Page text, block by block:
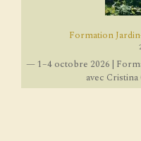
Formation
— 1–4 octobre 2026 |
avec Cristina